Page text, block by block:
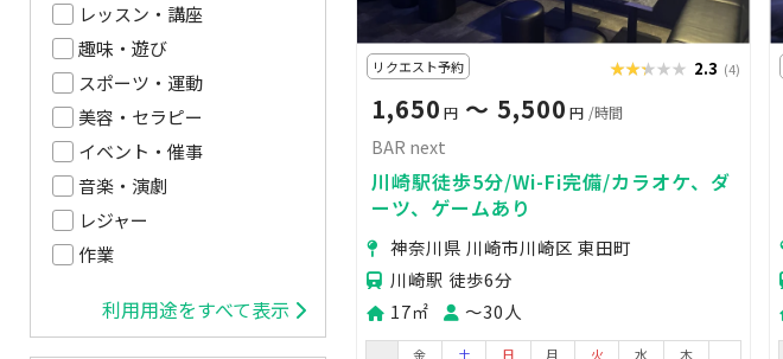
レッスン・講座
趣味・遊び
スポーツ・運動
美容・セラピー
イベント・催事
音楽・演劇
レジャー
作業
利用用途をすべて表示
リクエスト予約 ★★★★★
★★★★★ 2.3 (4)
1,650 円 〜 5,500 円 /時間
BAR next
川崎駅徒歩5分/Wi-Fi完備/カラオケ、ダ
ーツ、ゲームあり
神奈川県 川崎市川崎区 東田町
川崎駅 徒歩6分
17㎡
〜30人
金
土
日
月
火
水
木